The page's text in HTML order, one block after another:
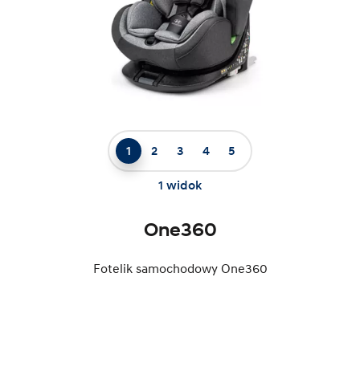
One360
Fotelik samochodowy One360
1 2 3 4 5
1 widok